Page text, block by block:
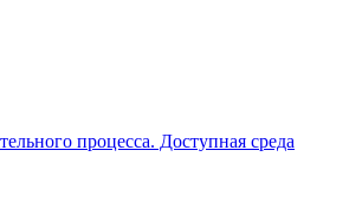
процесса. Доступная среда